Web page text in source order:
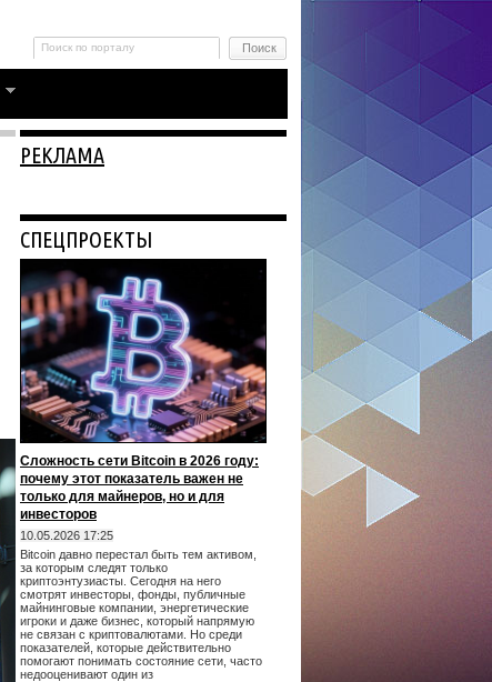
РЕКЛАМА
СПЕЦПРОЕКТЫ
Сложность сети Bitcoin в 2026 году:
почему этот показатель важен не
только для майнеров, но и для
инвесторов
10.05.2026 17:25
Bitcoin давно перестал быть тем активом,
за которым следят только
криптоэнтузиасты. Сегодня на него
смотрят инвесторы, фонды, публичные
майнинговые компании, энергетические
игроки и даже бизнес, который напрямую
не связан с криптовалютами. Но среди
показателей, которые действительно
помогают понимать состояние сети, часто
недооценивают один из